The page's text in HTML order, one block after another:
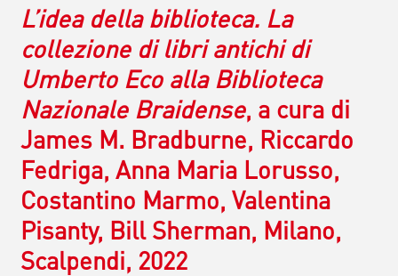
L’idea della biblioteca. La
collezione di libri antichi di
Umberto Eco alla Biblioteca
Nazionale Braidense, a cura di
James M. Bradburne, Riccardo
Fedriga, Anna Maria Lorusso,
Costantino Marmo, Valentina
Pisanty, Bill Sherman, Milano,
Scalpendi, 2022